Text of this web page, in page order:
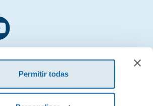
Permitir todas